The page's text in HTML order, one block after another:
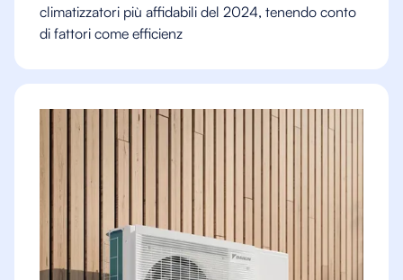
climatizzatori più affidabili del 2024, tenendo conto
di fattori come efficienz